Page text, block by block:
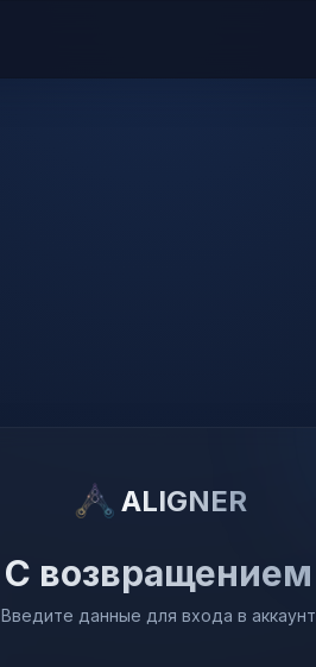
ALIGNER
С возвращением
Введите данные для входа в аккаунт